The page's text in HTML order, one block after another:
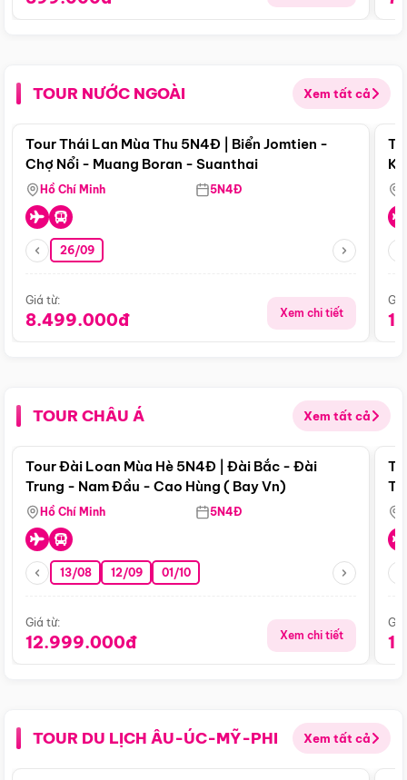
TOUR NƯỚC NGOÀI Xem tất cả
Điểm nổi bật
Tour Thái Lan Mùa Thu 5N4Đ | Biển Jomtien -
Chợ Nổi - Muang Boran - Suanthai
Hồ Chí Minh 5N4Đ
26/09
Giá từ:
8.499.000đ Xem chi tiết
TOUR CHÂU Á Xem tất cả
Điểm nổi bật
Tour Đài Loan Mùa Hè 5N4Đ | Đài Bắc - Đài
Trung - Nam Đầu - Cao Hùng ( Bay Vn)
Hồ Chí Minh 5N4Đ
13/08 12/09 01/10
Giá từ:
12.999.000đ Xem chi tiết
TOUR DU LỊCH ÂU-ÚC-MỸ-PHI Xem tất cả
Điểm nổi bật